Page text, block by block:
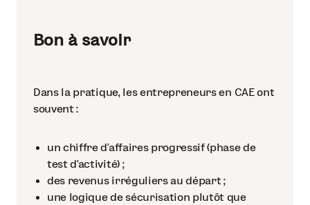
Bon à savoir
Dans la pratique, les entrepreneurs en CAE ont
souvent :
un chiffre d’affaires progressif (phase de
test d’activité) ;
des revenus irréguliers au départ ;
une logique de sécurisation plutôt que